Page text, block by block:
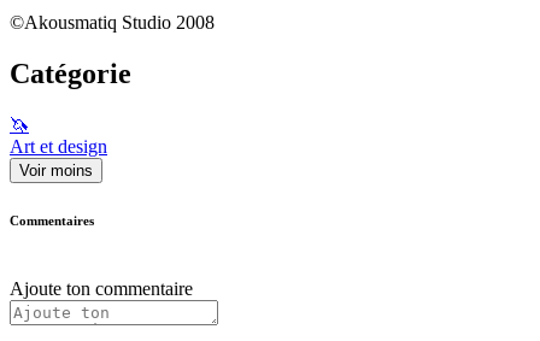
©Akousmatiq Studio 2008
Catégorie
🦄
Art et design
Voir moins
Commentaires
Ajoute ton commentaire